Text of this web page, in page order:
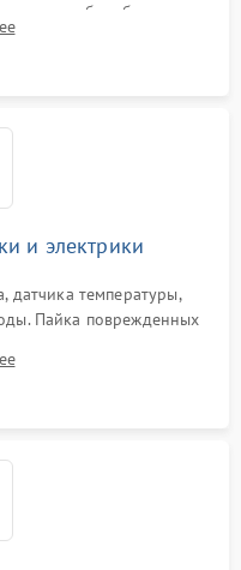
барабана и
люка на разрывы.
и электрики
датчика температуры,
Пайка поврежденных
и контактов.